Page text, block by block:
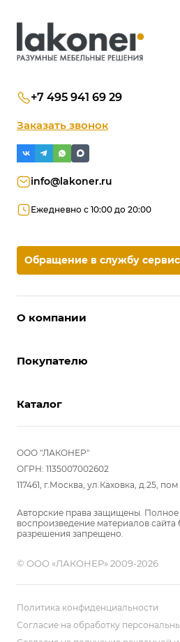
О компании
Условия работы
Отзывы
Вопрос-ответ
Покупателю
Вызвать дизайнера
Реализованные проекты
Комплектуем шкаф-купе
Каталог
Шкафы
Прихожие
Гостиные
Гардеробные
Детские
Кухни
Мебель в ванную
Распродажа
Двери и перегородки
Библиотеки, домашний офис
ООО "ЛАКОНЕР"
ОГРН: 1135007002602
117461, г.Москва, ул.Каховка, д.25, пом
Авторские права защищены. Полное
воспроизведение материалов сайта
разрешения запрещено.
© ООО «ЛАКОНЕР» 2009-2026
+7 495 941 69 29
Заказать звонок
info@lakoner.ru
Ежедневно с 10:00 до 20:00
Обращение в службу
Политика конфиденциальности
Согласие на обработку